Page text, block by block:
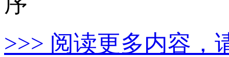
>>> 阅读更多内容，